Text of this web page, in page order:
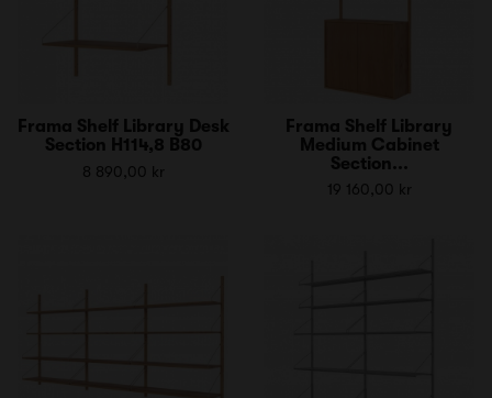
Frama Shelf Library Desk
Section H114,8 B80
8 890,00 kr
Frama Shelf Library
Medium Cabinet
Section...
19 160,00 kr